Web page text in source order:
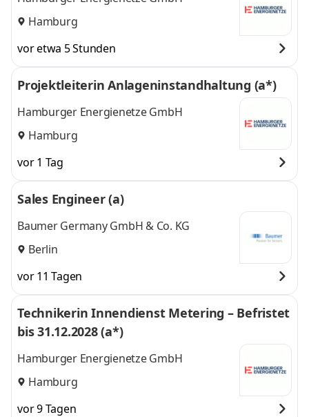
Hamburg
vor etwa 5 Stunden
Projektleiterin Anlageninstandhaltung (a*)
Hamburger Energienetze GmbH
Hamburg
vor 1 Tag
Sales Engineer (a)
Baumer Germany GmbH & Co. KG
Berlin
vor 11 Tagen
Technikerin Innendienst Metering – Befristet
bis 31.12.2028 (a*)
Hamburger Energienetze GmbH
Hamburg
vor 9 Tagen